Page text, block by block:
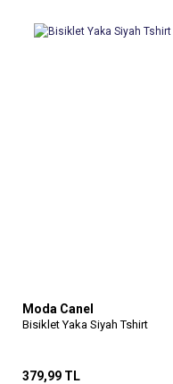
Moda Canel
Bisiklet Yaka Siyah Tshirt
379,99 TL